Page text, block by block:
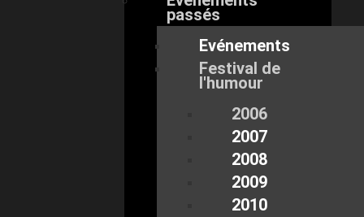
passés
Evénements
Festival de
l'humour
2006
2007
2008
2009
2010